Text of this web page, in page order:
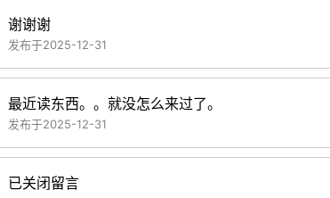
谢谢谢
发布于2025-12-31
最近读东西。。就没怎么来过了。
发布于2025-12-31
已关闭留言